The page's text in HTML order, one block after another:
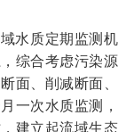
水质定期监测机
综合考虑污染源
面、削减断面、
一次水质监测，
建立起流域生态